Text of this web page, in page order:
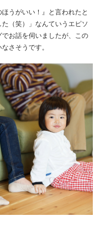
うがいい！』と言われたと
（笑）」なんていうエピソ
お話を伺いましたが、この
さそうです。